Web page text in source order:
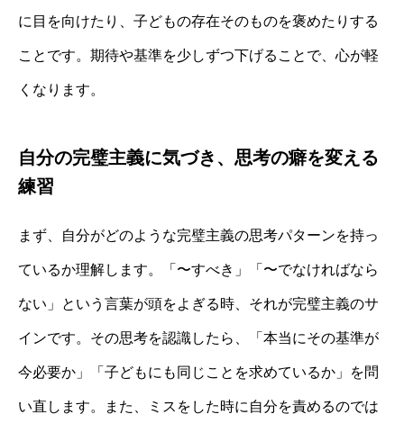
に目を向けたり、子どもの存在そのものを褒めたりする
ことです。期待や基準を少しずつ下げることで、心が軽
くなります。
自分の完璧主義に気づき、思考の癖を変える
練習
まず、自分がどのような完璧主義の思考パターンを持っ
ているか理解します。「〜すべき」「〜でなければなら
ない」という言葉が頭をよぎる時、それが完璧主義のサ
インです。その思考を認識したら、「本当にその基準が
今必要か」「子どもにも同じことを求めているか」を問
い直します。また、ミスをした時に自分を責めるのでは